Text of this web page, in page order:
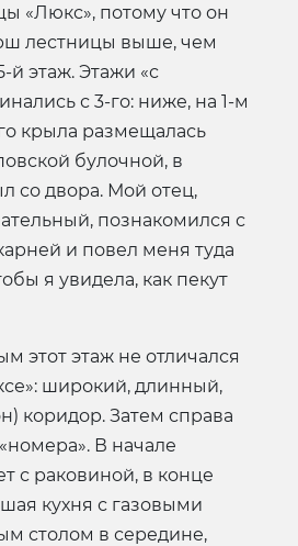
«Люкс», потому что он
лестницы выше, чем
й этаж. Этажи «с
с 3-го: ниже, на 1-м
крыла размещалась
булочной, в
со двора. Мой отец,
познакомился с
и повел меня туда
я увидела, как пекут
этот этаж не отличался
широкий, длинный,
коридор. Затем справа
В начале
с раковиной, в конце
кухня с газовыми
столом в середине,